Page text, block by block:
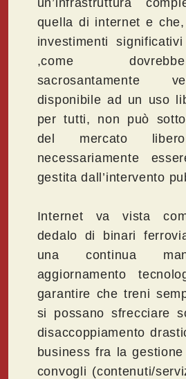
quella di internet e
investimenti
,come
sacrosantamente
disponibile ad un uso
per tutti, non può
del mercato
necessariamente
gestita dall’intervento
Internet va vista
dedalo di binari
una continua
aggiornamento
garantire che treni
si possano sfrecciare
disaccoppiamento
business fra la
convogli (contenuti/